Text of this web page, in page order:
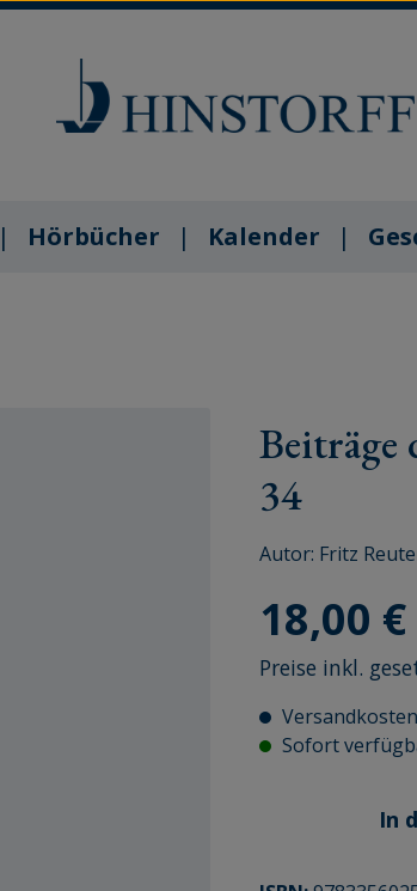
Hörbücher Kalender
Beiträge
34
Autor: Fritz
Regulärer
18,00 €
Preise inkl.
Sofort
In